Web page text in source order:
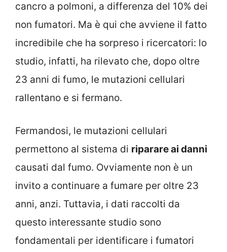
cancro a polmoni, a differenza del 10% dei
non fumatori. Ma è qui che avviene il fatto
incredibile che ha sorpreso i ricercatori: lo
studio, infatti, ha rilevato che, dopo oltre
23 anni di fumo, le mutazioni cellulari
rallentano e si fermano.
Fermandosi, le mutazioni cellulari
permettono al sistema di riparare ai danni
causati dal fumo. Ovviamente non è un
invito a continuare a fumare per oltre 23
anni, anzi. Tuttavia, i dati raccolti da
questo interessante studio sono
fondamentali per identificare i fumatori